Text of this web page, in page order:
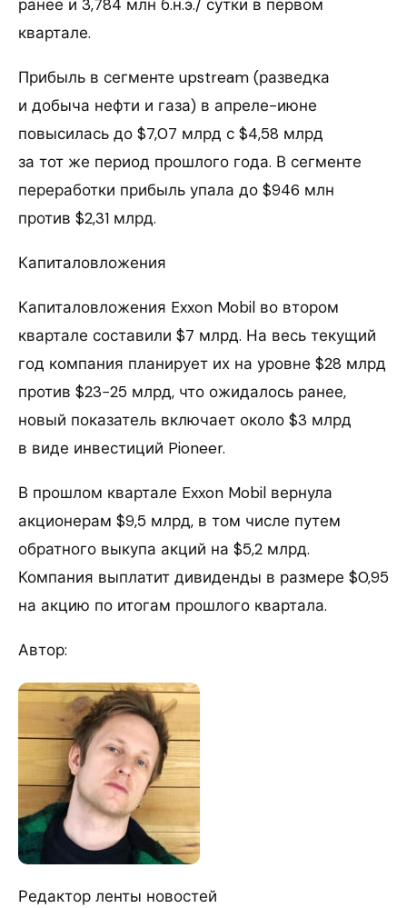
ранее и 3,784 млн б.н.э./ сутки в первом
квартале.
Прибыль в сегменте upstream (разведка
и добыча нефти и газа) в апреле-июне
повысилась до $7,07 млрд с $4,58 млрд
за тот же период прошлого года. В сегменте
переработки прибыль упала до $946 млн
против $2,31 млрд.
Капиталовложения
Капиталовложения Exxon Mobil во втором
квартале составили $7 млрд. На весь текущий
год компания планирует их на уровне $28 млрд
против $23−25 млрд, что ожидалось ранее,
новый показатель включает около $3 млрд
в виде инвестиций Pioneer.
В прошлом квартале Exxon Mobil вернула
акционерам $9,5 млрд, в том числе путем
обратного выкупа акций на $5,2 млрд.
Компания выплатит дивиденды в размере $0,95
на акцию по итогам прошлого квартала.
Автор:
Редактор ленты новостей